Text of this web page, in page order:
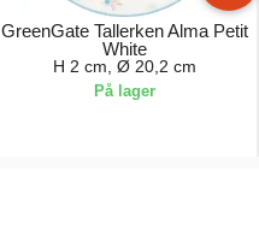
GreenGate Tallerken Alma Petit
White
H 2 cm, Ø 20,2 cm
På lager